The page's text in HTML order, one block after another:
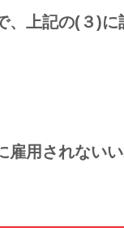
、上記の(３)に
用されない